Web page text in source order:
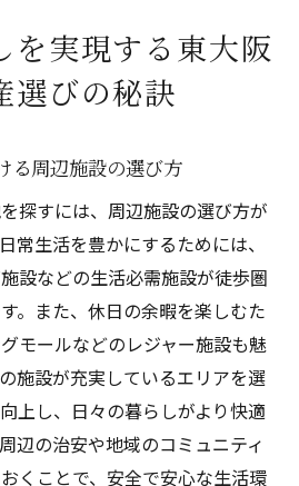
を実現する東大阪
選びの秘訣
る周辺施設の選び方
探すには、周辺施設の選び方が
常生活を豊かにするためには、
設などの生活必需施設が徒歩圏
。また、休日の余暇を楽しむた
モールなどのレジャー施設も魅
施設が充実しているエリアを選
上し、日々の暮らしがより快適
辺の治安や地域のコミュニティ
くことで、安全で安心な生活環